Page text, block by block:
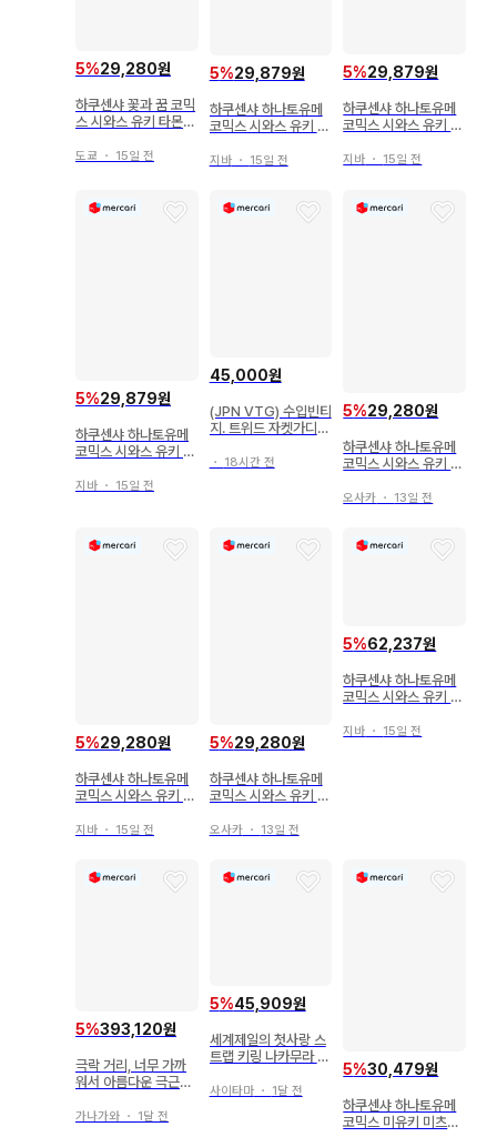
5%29,280원
하쿠센샤 꽃과 꿈 코믹
스 시와스 유키 타몬
도쿄 ・ 15일 전
5%29,879원
하쿠센샤 하나토유메
코믹스 시와스 유키 타
1
지바・ 15일 전
5%29,879원
하쿠센샤 하나토유메
코믹스 시와스 유키 타
0
지바 ・ 15일 전
5%29,879원
하쿠센샤 하나토유메
코믹스 시와스 유키 타
6
지바 ・ 15일 전
45,000원
(JPN VTG) 수입빈티
지. 트위드 자켓가디건
・ 18시간 전
5%29,280원
하쿠센샤 하나토유메
코믹스 시와스 유키 타
오사카 ・ 13일 전
5%29,280원
하쿠센샤 하나토유메
코믹스 시와스 유키 타
지바 ・ 15일 전
5%29,280원
하쿠센샤 하나토유메
코믹스 시와스 유키 타
오사카・ 13일 전
5%62,237원
하쿠센샤 하나토유메
코믹스 시와스 유키 타
특장판 팬서비스 소책
지바 ・ 15일 전
5%393,120원
극락 거리, 너무 가까
워서 아름다운 극근점,
가나가와 ・ 1달 전
5%45,909원
세계제일의 첫사랑 스
트랩 키링 나카무라 슌
사이타마・ 1달 전
5%30,479원
하쿠센샤 하나토유메
코믹스 미유키 미츠바